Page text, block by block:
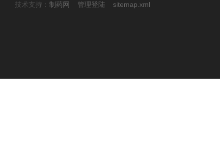
技术支持： 制药网 管理登陆 sitemap.xml